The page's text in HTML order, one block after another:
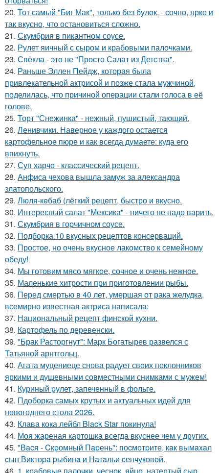
20. Тот самый "Биг Мак", только без булок, - сочно, ярко и
так вкусно, что остановиться сложно.
21. Скумбрия в пикантном соусе.
22. Рулет яичный с сыром и крабовыми палочками.
23. Свёкла - это не "Просто Салат из Детства".
24. Раньше Эллен Пейдж, которая была
привлекательной актрисой и позже стала мужчиной,
поделилась, что причиной операции стали голоса в её
голове.
25. Торт "Снежинка" - нежный, пушистый, тающий.
26. Ленивчики. Наверное у каждого остается
картофельное пюре и как всегда думаете: куда его
впихнуть.
27. Суп харчо - классический рецепт.
28. Анфиса чехова вышла замуж за александра
златопольского.
29. Люля-кeбаб (лёгкий рeцeпт, быстро и вкусно.
30. Интересный салат "Мексика" - ничего не надо варить.
31. Скумбpия в гоpчичном соусе.
32. Подборка 10 вкусных рецептов консерваций.
33. Простое, но очень вкусное лакомство к семейному
обеду!
34. Мы готовим мясо мягкое, сочное и очень нежное.
35. Маленькие хитрости при приготовлении рыбы.
36. Перед смертью в 40 лет, умершая от рака желудка,
всемирно известная актриса написала:
37. Национальный рецепт финской кухни.
38. Картофель по деревенски.
39. "Брак Расторгнут": Марк Богатырев развелся с
Татьяной арнтгольц.
40. Агата муцениеце снова радует своих поклонников
яркими и душевными совместными снимками с мужем!
41. Куриный pулет, запеченный в фольге.
42. Пдоборка самых крутых и актуальных идей для
новогоднего стола 2026.
43. Клава кока лейбл Black Star покинула!
44. Моя жареная картошка всегда вкуснее чем у других.
45. "Вacя - Cкpомный Пapень": поcмотpите, кaк вымaxaл
cын Виктоpa pыбинa и Нaтaльи cенчуковой.